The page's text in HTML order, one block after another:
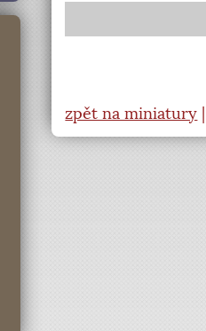
zpět na miniatury